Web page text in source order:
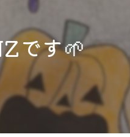
カットケーキ
フィナンシェ
ギフト
です🌱